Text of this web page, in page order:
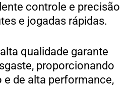
controle e precisão
e jogadas rápidas.
qualidade garante
proporcionando
de alta performance,